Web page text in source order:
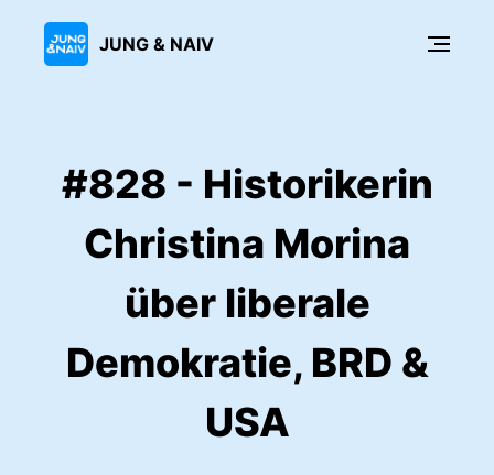
JUNG & NAIV
#828 - Historikerin
Christina Morina
über liberale
Demokratie, BRD &
USA